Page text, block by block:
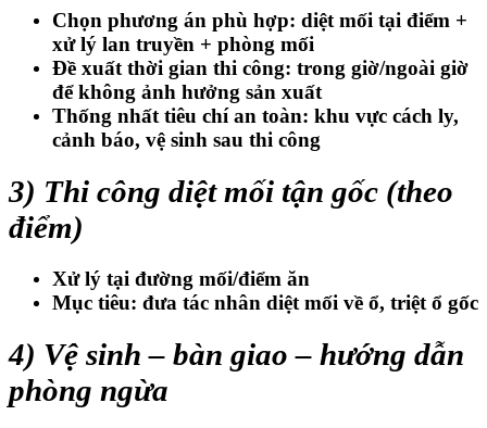
Chọn phương án phù hợp: diệt mối tại điểm +
xử lý lan truyền + phòng mối
Đề xuất thời gian thi công: trong giờ/ngoài giờ
để không ảnh hưởng sản xuất
Thống nhất tiêu chí an toàn: khu vực cách ly,
cảnh báo, vệ sinh sau thi công
3) Thi công diệt mối tận gốc (theo
điểm)
Xử lý tại đường mối/điểm ăn
Mục tiêu: đưa tác nhân diệt mối về ổ, triệt ổ gốc
4) Vệ sinh – bàn giao – hướng dẫn
phòng ngừa